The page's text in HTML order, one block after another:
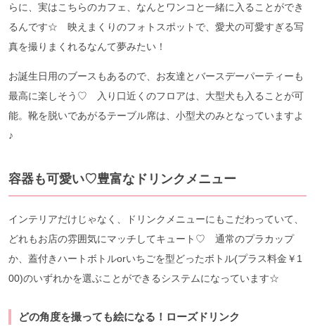
らに、実はこちらのカフェ、なんとワンコと一緒に入ることができ
るんです☆ 映えまくりのフォトスポットで、愛犬の可愛すぎる写
真を撮りまくれるなんて夢みたい！
お誕生日用のブースもあるので、お友達とバースデーパーティーも
最高に楽しそう♡ 入り口近くのフロアは、大型犬も入ることが可
能。靴を脱いであがるテーブル席は、小型犬のみとなっていますよ
♪
容器も可愛い♡豊富なドリンクメニュー
インテリアだけじゃなく、ドリンクメニューにもこだわっていて、
どれもお店の雰囲気にマッチしてキュート♡ 通常のプラカップ
か、蓋付きハートボトルorいちごを型どったボトル(プラス料金￥1
00)のいずれかを選ぶことができるシステムになっています☆
どの角度を撮っても絵になる！ローズドリンク